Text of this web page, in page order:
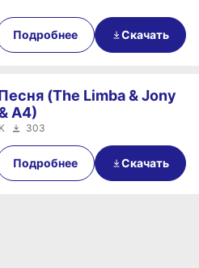
00:32
Подробнее Скачать
00:35
(The Limba & Jony
А4)
303
Подробнее Скачать